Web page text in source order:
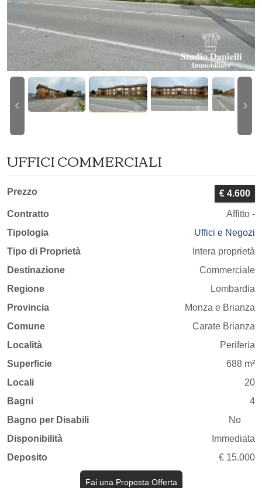
UFFICI COMMERCIALI
Prezzo € 4.600
Contratto
Affitto -
Tipologia
Uffici e Negozi
Tipo di Proprietà
Intera proprietà
Destinazione
Commerciale
Regione
Lombardia
Provincia
Monza e Brianza
Comune
Carate Brianza
Località
Periferia
Superficie
688 m²
Locali
20
Bagni
4
Bagno per Disabili
No
Disponibilità
Immediata
Deposito
€ 15.000
Fai una Proposta Offerta